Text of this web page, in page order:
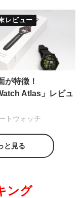
レビュー
が特徴！
Atlas」レビュ
トウォッチ
と見る
ング